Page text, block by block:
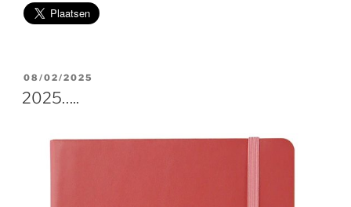
GEPLAATST
OP
08/02/2025
2025…..